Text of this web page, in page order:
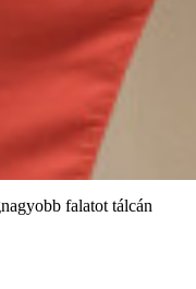
falatot tálcán